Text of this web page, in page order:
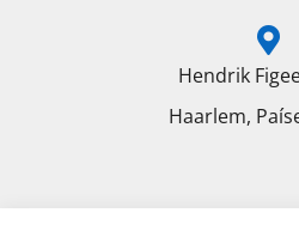
Hendrik
Haarlem,